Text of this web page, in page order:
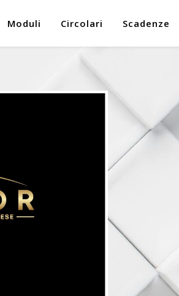
Moduli Circolari Scadenze